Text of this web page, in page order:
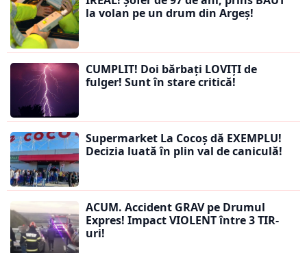
la volan pe un drum din Argeș!
CUMPLIT! Doi bărbați LOVIȚI de
fulger! Sunt în stare critică!
Supermarket La Cocoș dă EXEMPLU!
Decizia luată în plin val de caniculă!
ACUM. Accident GRAV pe Drumul
Expres! Impact VIOLENT între 3 TIR-
uri!